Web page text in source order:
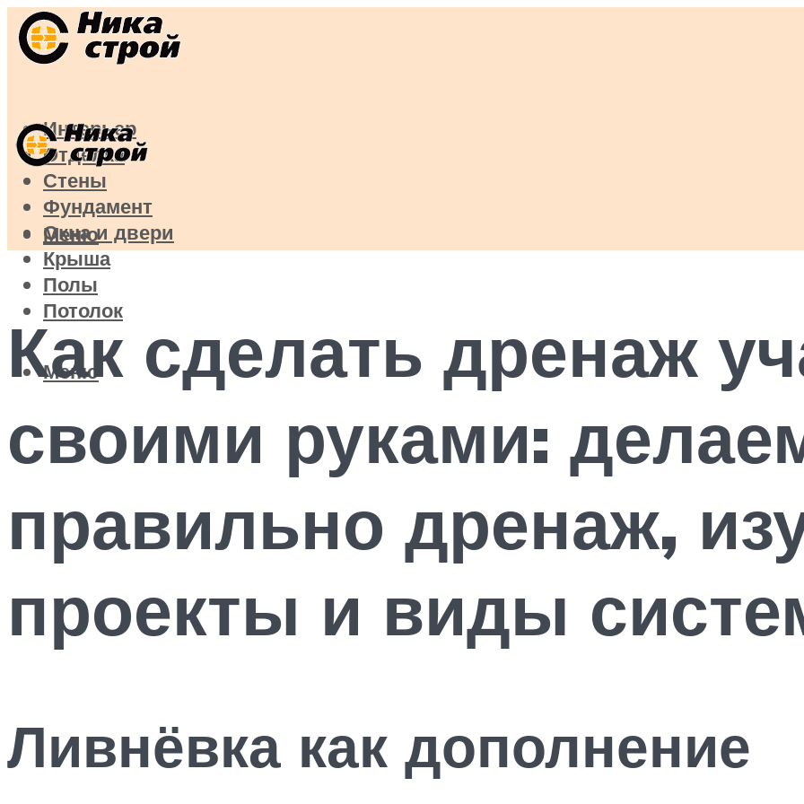
Интерьер
Отделка
Стены
Фундамент
Окна и двери
Крыша
Полы
Потолок
Меню
Меню
Как сделать дренаж
своими руками:
правильно дренаж,
проекты и виды
Ливнёвка как дополнение